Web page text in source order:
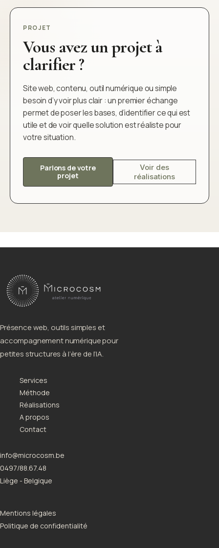
PROJET
Vous avez un projet à
clarifier ?
Site web, contenu, outil numérique ou simple
besoin d’y voir plus clair : un premier échange
permet de poser les bases, d’identifier ce qui est
utile et de voir quelle solution est réaliste pour
votre situation.
Parlons de votre
projet
Voir des
réalisations
Présence web, outils simples et
accompagnement numérique pour
petites structures à l’ère de l’IA.
Services
Méthode
Réalisations
A propos
Contact
info@microcosm.be
0497/88.67.48
Liège - Belgique
Mentions légales
Politique de confidentialité